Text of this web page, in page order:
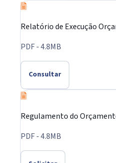
Relatório de Execução
PDF - 4.8MB
Consultar
Regulamento do
PDF - 4.8MB